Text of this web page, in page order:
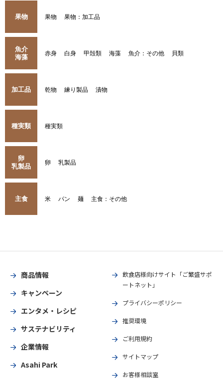
果物 果物 果物：加工品
魚介
海藻
赤身 白身 甲殻類 海藻 魚介：その他 貝類
加工品 乾物 練り製品 漬物
種実類 種実類
卵
乳製品
卵 乳製品
主食 米 パン 麺 主食：その他
商品情報
キャンペーン
エンタメ・レシピ
サステナビリティ
企業情報
Asahi Park
飲食店様向けサイト「ご繁盛サポ
ートネット」
プライバシーポリシー
推奨環境
ご利用規約
サイトマップ
お客様相談室